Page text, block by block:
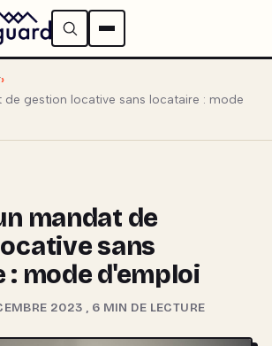
de gestion locative sans locataire : mode
mandat de
sans
: mode d'emploi
2023 , 6 MIN DE LECTURE